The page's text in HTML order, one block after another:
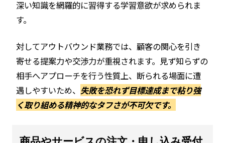
深い知識を網羅的に習得する学習意欲が求められま
す。
対してアウトバウンド業務では、顧客の関心を引き
寄せる提案力や交渉力が重視されます。見ず知らずの
相手へアプローチを行う性質上、断られる場面に遭
遇しやすいため、失敗を恐れず目標達成まで粘り強
く取り組める精神的なタフさが不可欠です。